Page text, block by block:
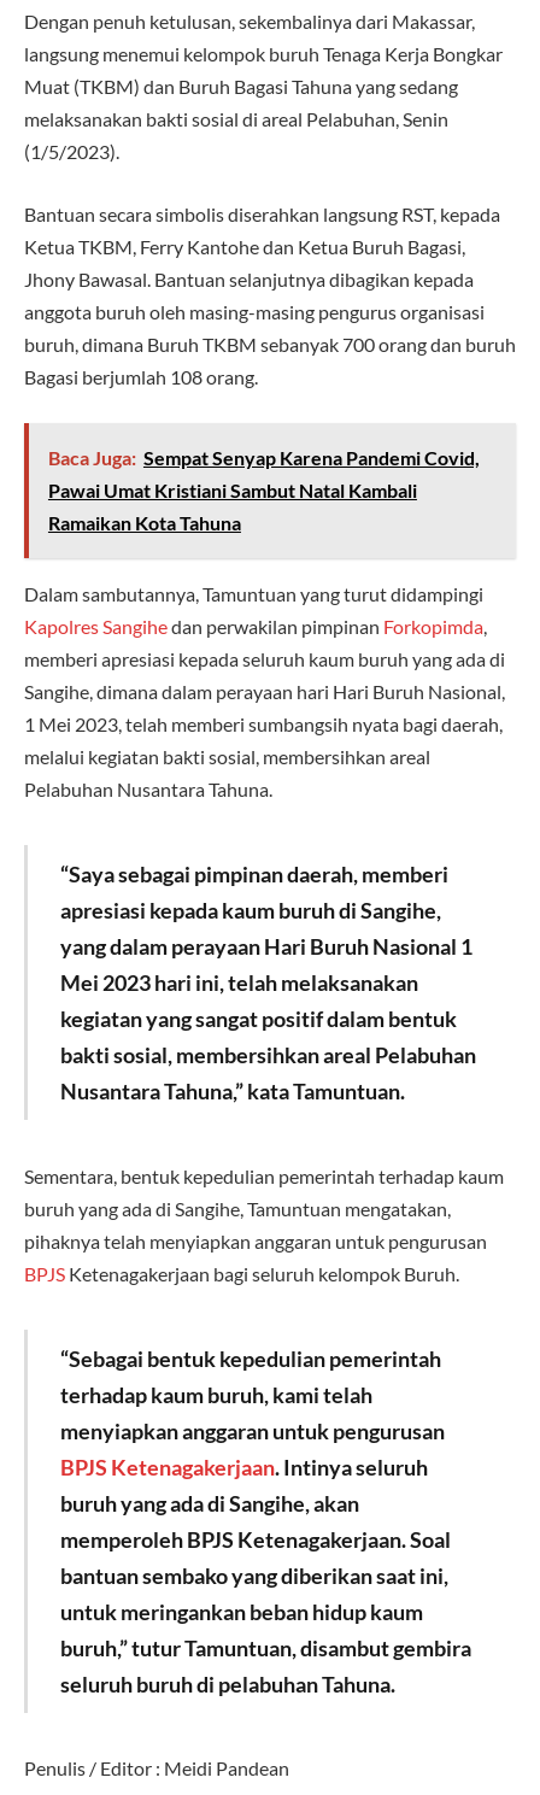
Dengan penuh ketulusan, sekembalinya dari Makassar,
langsung menemui kelompok buruh Tenaga Kerja Bongkar
Muat (TKBM) dan Buruh Bagasi Tahuna yang sedang
melaksanakan bakti sosial di areal Pelabuhan, Senin
(1/5/2023).
Bantuan secara simbolis diserahkan langsung RST, kepada
Ketua TKBM, Ferry Kantohe dan Ketua Buruh Bagasi,
Jhony Bawasal. Bantuan selanjutnya dibagikan kepada
anggota buruh oleh masing-masing pengurus organisasi
buruh, dimana Buruh TKBM sebanyak 700 orang dan buruh
Bagasi berjumlah 108 orang.
Baca Juga: Sempat Senyap Karena Pandemi Covid,
Pawai Umat Kristiani Sambut Natal Kambali
Ramaikan Kota Tahuna
Dalam sambutannya, Tamuntuan yang turut didampingi
Kapolres Sangihedan perwakilan pimpinan Forkopimda,
memberi apresiasi kepada seluruh kaum buruh yang ada di
Sangihe, dimana dalam perayaan hari Hari Buruh Nasional,
1 Mei 2023, telah memberi sumbangsih nyata bagi daerah,
melalui kegiatan bakti sosial, membersihkan areal
Pelabuhan Nusantara Tahuna.
“Saya sebagai pimpinan daerah, memberi
apresiasi kepada kaum buruh di Sangihe,
yang dalam perayaan Hari Buruh Nasional 1
Mei 2023 hari ini, telah melaksanakan
kegiatan yang sangat positif dalam bentuk
bakti sosial, membersihkan areal Pelabuhan
Nusantara Tahuna,” kata Tamuntuan.
Sementara, bentuk kepedulian pemerintah terhadap kaum
buruh yang ada di Sangihe, Tamuntuan mengatakan,
pihaknya telah menyiapkan anggaran untuk pengurusan
BPJS Ketenagakerjaan bagi seluruh kelompok Buruh.
“Sebagai bentuk kepedulian pemerintah
terhadap kaum buruh, kami telah
menyiapkan anggaran untuk pengurusan
BPJS Ketenagakerjaan. Intinya seluruh
buruh yang ada di Sangihe, akan
memperoleh BPJS Ketenagakerjaan. Soal
bantuan sembako yang diberikan saat ini,
untuk meringankan beban hidup kaum
buruh,” tutur Tamuntuan, disambut gembira
seluruh buruh di pelabuhan Tahuna.
Penulis / Editor : Meidi Pandean